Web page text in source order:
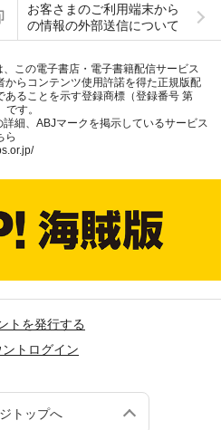
お客さまのご利用端末から
の情報の外部送信について
、この電子書店・電子書籍配信サービス
からコンテンツ使用許諾を得た正規版配
あることを示す登録商標（登録番号 第
す。
詳細、ABJマークを掲示しているサービス
ら
トを発行する
トログイン
トップへ